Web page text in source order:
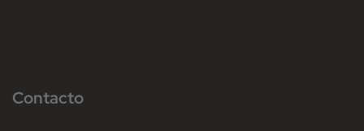
Contacto